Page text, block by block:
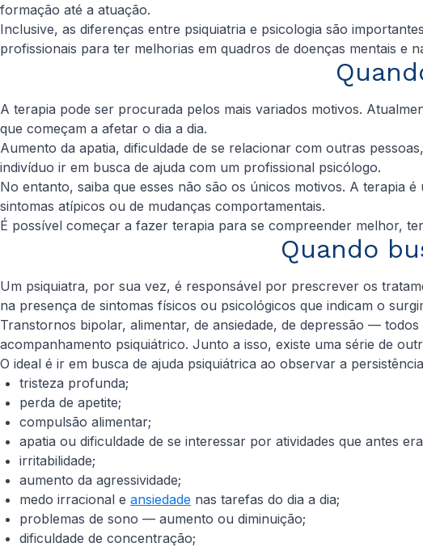
formação até a atuação.
Inclusive, as diferenças entre psiquiatria e psicologia são
profissionais para ter melhorias em quadros de doenças mentais e
A terapia pode ser procurada pelos mais variados motivos.
que começam a afetar o dia a dia.
Aumento da apatia, dificuldade de se relacionar com outras
indivíduo ir em busca de ajuda com um profissional psicólogo.
No entanto, saiba que esses não são os únicos motivos. A terapia
sintomas atípicos ou de mudanças comportamentais.
É possível começar a fazer terapia para se compreender melhor,
Quando
Um psiquiatra, por sua vez, é responsável por prescrever os
na presença de sintomas físicos ou psicológicos que indicam o
Transtornos bipolar, alimentar, de ansiedade, de depressão —
acompanhamento psiquiátrico. Junto a isso, existe uma série de
O ideal é ir em busca de ajuda psiquiátrica ao observar a
tristeza profunda;
perda de apetite;
compulsão alimentar;
apatia ou dificuldade de se interessar por atividades que antes
irritabilidade;
aumento da agressividade;
medo irracional e ansiedade nas tarefas do dia a dia;
problemas de sono — aumento ou diminuição;
dificuldade de concentração;